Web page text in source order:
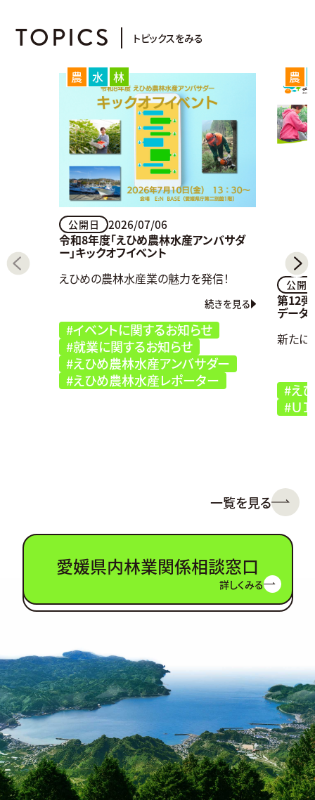
TOPICS トピックスをみる
農 水 林
公開日 2026/07/06
令和8年度「えひめ農林水産アンバサダ
ー」キックオフイベント
えひめの農林水産業の魅力を発信！
続きを見る
#イベントに関するお知らせ
#就業に関するお知らせ
#えひめ農林水産アンバサダー
#えひめ農林水産レポーター
農
公開
第12弾
データ
新たに
#え
#Ｕ
一覧を見る
愛媛県内林業関係相談窓口
詳しくみる